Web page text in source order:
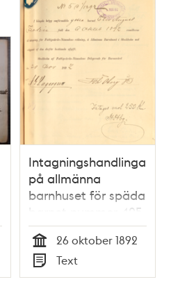
Intagningshandlingar
på allmänna
barnhuset för späda
barnet nummer 425
Elis August Flodin
Tid
26 oktober 1892
Typ
Text